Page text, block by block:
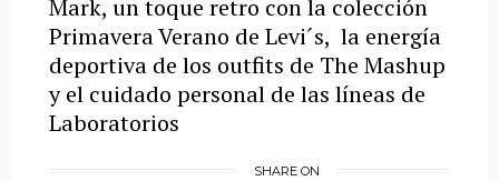
Mark, un toque retro con la colección
Primavera Verano de Levi´s, la energía
deportiva de los outfits de The Mashup
y el cuidado personal de las líneas de
Laboratorios
SHARE ON